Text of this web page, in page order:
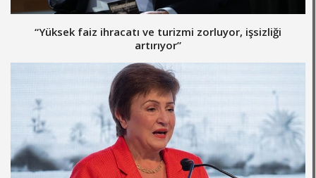
“Yüksek faiz ihracatı ve turizmi zorluyor, işsizliği
artırıyor”